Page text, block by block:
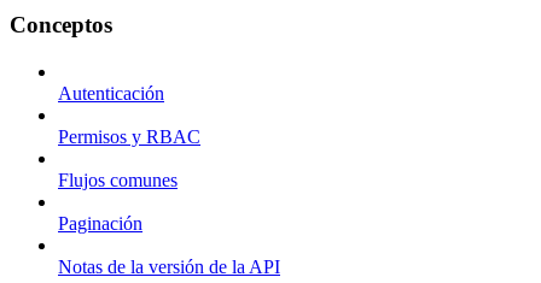
Conceptos
Autenticación
Permisos y RBAC
Flujos comunes
Paginación
Notas de la versión de la API